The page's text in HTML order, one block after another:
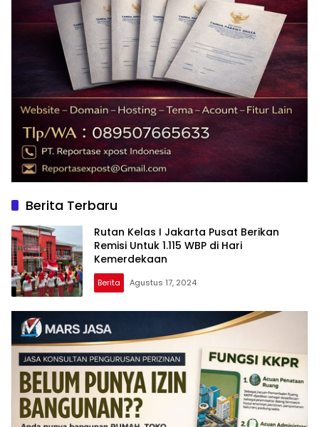
Berita Terbaru
Rutan Kelas I Jakarta Pusat Berikan
Remisi Untuk 1.115 WBP di Hari
Kemerdekaan
Berita Agustus 17, 2024